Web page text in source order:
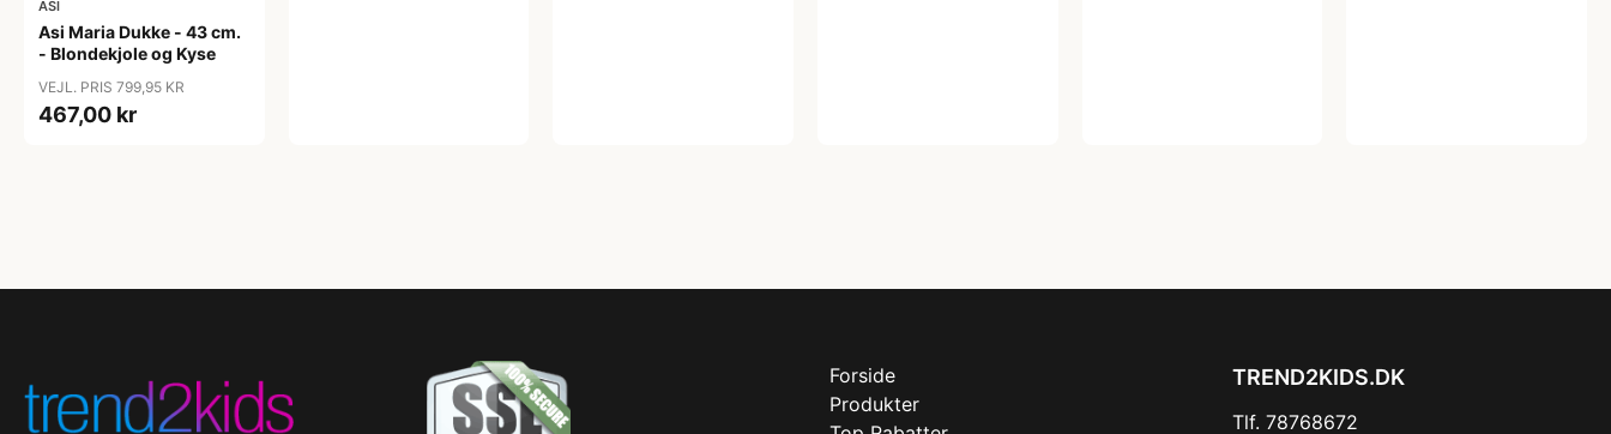
ASI
Asi Maria Dukke - 43 cm.
- Blondekjole og Kyse
VEJL. PRIS 799,95 KR
467,00 kr
Forside
Produkter
TREND2KIDS.DK
Tlf. 78768672